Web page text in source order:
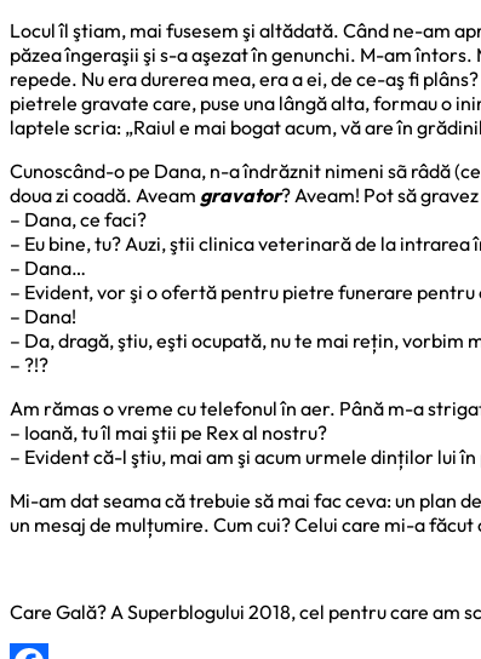
Locul îl ştiam, mai fusesem şi altădată. Când ne-am
păzea îngeraşii şi s-a aşezat în genunchi. M-am
repede. Nu era durerea mea, era a ei, de ce-aş fi
pietrele gravate care, puse una lângă alta, formau o
laptele scria: „Raiul e mai bogat acum, vă are în
Cunoscând-o pe Dana, n-a îndrăznit nimeni sã râdă
doua zi coadă. Aveam gravator? Aveam! Pot să
– Dana, ce faci?
– Eu bine, tu? Auzi, ştii clinica veterinară de la
– Dana…
– Evident, vor şi o ofertă pentru pietre funerare
– Dana!
– Da, dragă, ştiu, eşti ocupată, nu te mai rețin, vorbim
– ?!?
Am rămas o vreme cu telefonul în aer. Până m-a
– Ioană, tu îl mai ştii pe Rex al nostru?
– Evident că-l ştiu, mai am şi acum urmele dinților lui
Mi-am dat seama că trebuie să mai fac ceva: un plan
un mesaj de mulțumire. Cum cui? Celui care mi-a
Care Gală? A Superblogului 2018, cel pentru care am